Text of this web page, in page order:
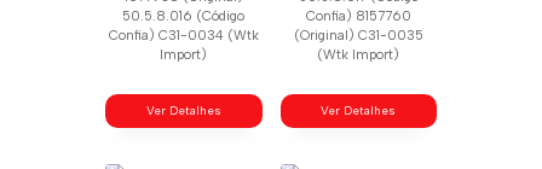
50.5.8.016 (Código
Confia) C31-0034 (Wtk
Import)
Ver Detalhes
Confia) 8157760
(Original) C31-0035
(Wtk Import)
Ver Detalhes